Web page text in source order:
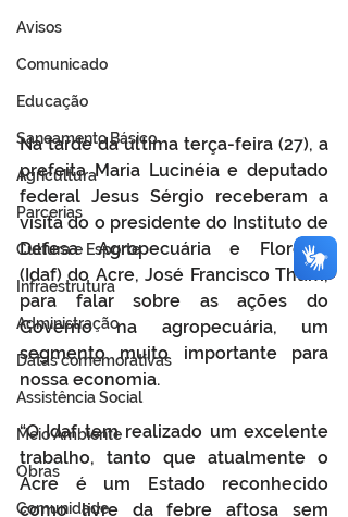
Avisos
Comunicado
Educação
Saneamento Básico
Agricultura
Parcerias
Cultura e Esporte
Infraestrutura
Administração
Datas comemorativas
Assistência Social
Meio Ambiente
Obras
Comunidade
Na tarde da última terça-feira (27), a
prefeita Maria Lucinéia e deputado
federal Jesus Sérgio receberam a
visita do o presidente do Instituto de
Defesa Agropecuária e Floresta
(Idaf) do Acre, José Francisco Thum,
para falar sobre as ações do
Governo na agropecuária, um
segmento muito importante para
nossa economia.
“O Idaf tem realizado um excelente
trabalho, tanto que atualmente o
Acre é um Estado reconhecido
como livre da febre aftosa sem